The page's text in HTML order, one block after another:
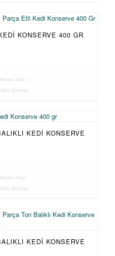
KONSERVE 400 GR
oku
Göster
KEDI KONSERVE
oku
Göster
KEDI KONSERVE